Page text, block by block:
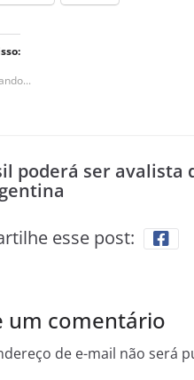
poderá ser avalista
esse post:
um comentário
de e-mail não será